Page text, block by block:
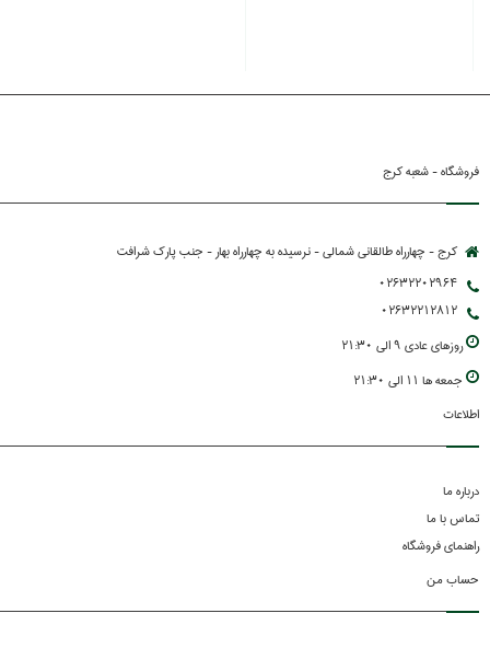
فروشگاه - شعبه کرج
کرج - چهارراه طالقانی شمالی - نرسیده به چهارراه بهار - جنب پارك شرافت
02632202964
02632212812
روزهاي عادي 9 الي 21:30
جمعه ها 11 الي 21:30
اطلاعات
درباره ما
تماس با ما
راهنمای فروشگاه
حساب من